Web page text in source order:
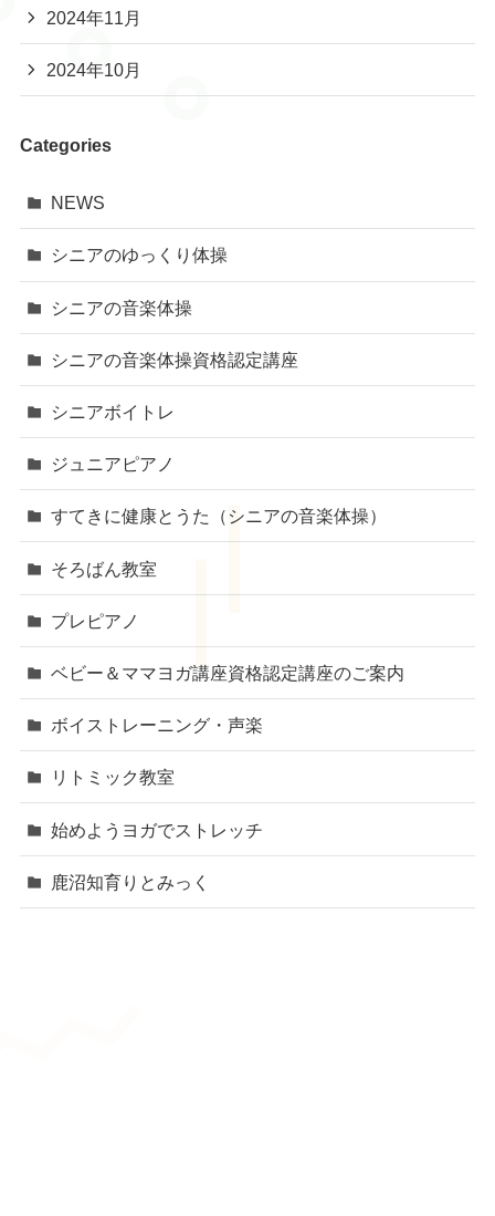
2024年11月
2024年10月
Categories
NEWS
シニアのゆっくり体操
シニアの音楽体操
シニアの音楽体操資格認定講座
シニアボイトレ
ジュニアピアノ
すてきに健康とうた（シニアの音楽体操）
そろばん教室
プレピアノ
ベビー＆ママヨガ講座資格認定講座のご案内
ボイストレーニング・声楽
リトミック教室
始めようヨガでストレッチ
鹿沼知育りとみっく